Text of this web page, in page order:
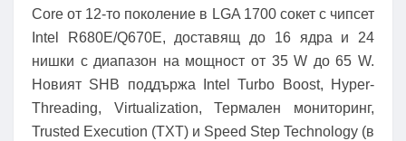
Core от 12-то поколение в LGA 1700 сокет с чипсет
Intel R680E/Q670E, доставящ до 16 ядра и 24
нишки с диапазон на мощност от 35 W до 65 W.
Новият SHB поддържа Intel Turbo Boost, Hyper-
Threading, Virtualization, Термален мониторинг,
Trusted Execution (TXT) и Speed ​​Step Technology (в